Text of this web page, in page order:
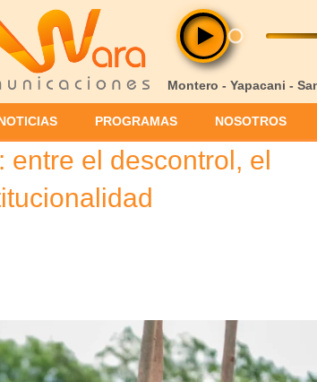
Montero - Yapacani -
PROGRAMAS NOSOTROS
entre el descontrol, el